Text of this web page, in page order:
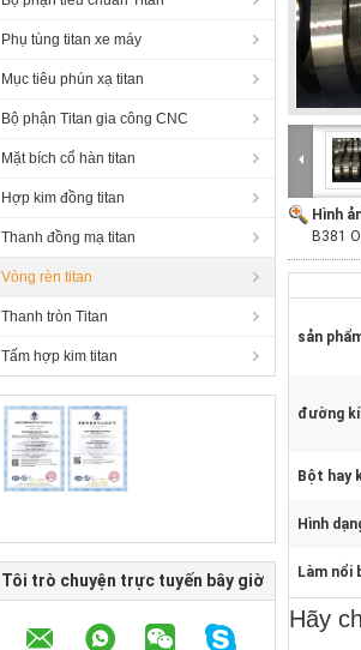
Phụ tùng titan xe máy
Mục tiêu phún xạ titan
Bộ phận Titan gia công CNC
Mặt bích cổ hàn titan
Hợp kim đồng titan
Thanh đồng mạ titan
Vòng rèn titan
Thanh tròn Titan
Tấm hợp kim titan
Tôi trò chuyện trực tuyến bây giờ
Hình
B381
sản
đường
Bột hay
Hình
Làm nổi
Hãy